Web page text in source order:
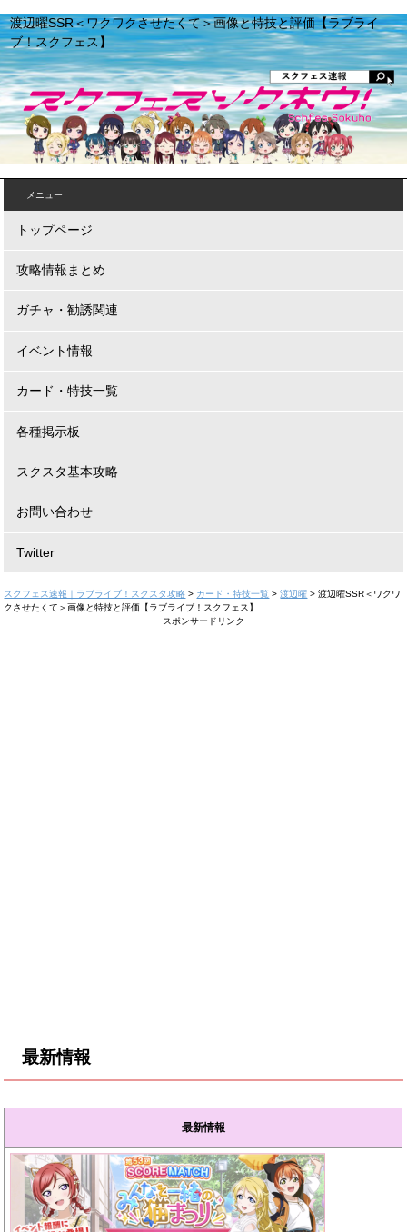
渡辺曜SSR＜ワクワクさせたくて＞画像と特技と評価【ラブライ
ブ！スクフェス】
メニュー
トップページ
攻略情報まとめ
ガチャ・勧誘関連
イベント情報
カード・特技一覧
各種掲示板
スクスタ基本攻略
お問い合わせ
Twitter
スクフェス速報｜ラブライブ！スクスタ攻略 > カード・特技一覧 >渡辺曜 >渡辺曜SSR＜ワクワ
クさせたくて＞画像と特技と評価【ラブライブ！スクフェス】
スポンサードリンク
最新情報
最新情報